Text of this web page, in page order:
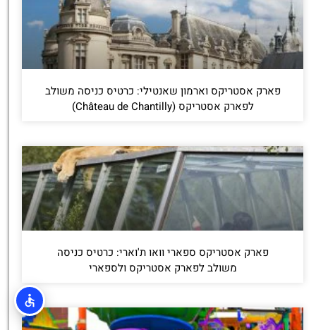
פארק אסטריקס וארמון שאנטילי: כרטיס כניסה משולב
לפארק אסטריקס (Château de Chantilly)
פארק אסטריקס ספארי וואו ת'וארי: כרטיס כניסה
משולב לפארק אסטריקס ולספארי